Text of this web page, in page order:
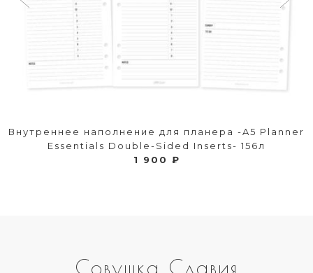
Внутреннее наполнение для планера -A5 Planner
Essentials Double-Sided Inserts- 156л
1 900 ₽
Совушка Славия